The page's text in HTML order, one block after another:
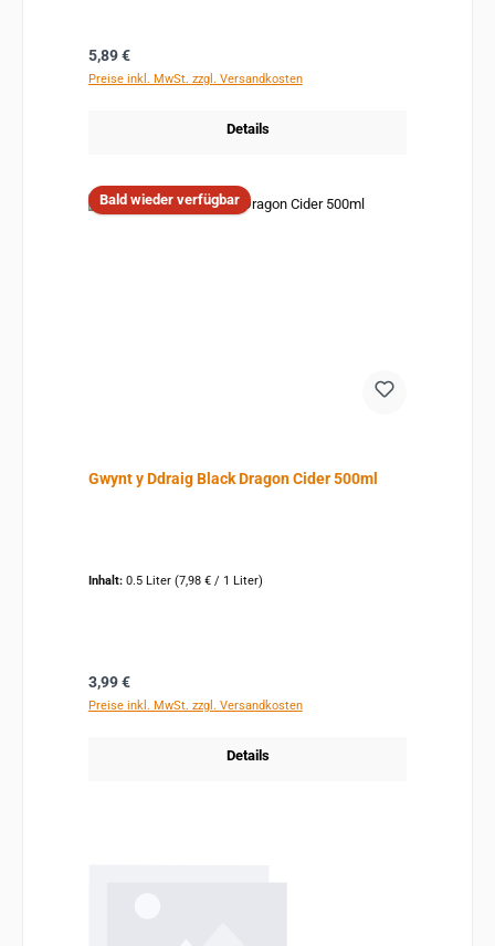
Regulärer Preis:
5,89 €
Preise inkl. MwSt. zzgl. Versandkosten
Details
Bald wieder verfügbar
Gwynt y Ddraig Black Dragon Cider 500ml
Inhalt: 0.5 Liter (7,98 € / 1 Liter)
Regulärer Preis:
3,99 €
Preise inkl. MwSt. zzgl. Versandkosten
Details